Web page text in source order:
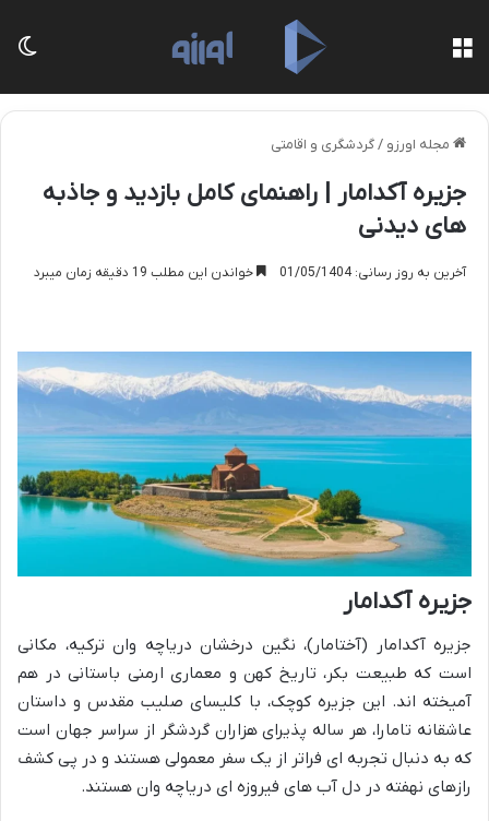
مجله اورزو /گردشگری و اقامتی
جزیره آکدامار | راهنمای کامل بازدید و جاذبه
های دیدنی
آخرین به روز رسانی: 01/05/1404 خواندن این مطلب 19 دقیقه زمان میبرد
جزیره آکدامار
جزیره آکدامار (آختامار)، نگین درخشان دریاچه وان ترکیه، مکانی
است که طبیعت بکر، تاریخ کهن و معماری ارمنی باستانی در هم
آمیخته اند. این جزیره کوچک، با کلیسای صلیب مقدس و داستان
عاشقانه تامارا، هر ساله پذیرای هزاران گردشگر از سراسر جهان است
که به دنبال تجربه ای فراتر از یک سفر معمولی هستند و در پی کشف
رازهای نهفته در دل آب های فیروزه ای دریاچه وان هستند.